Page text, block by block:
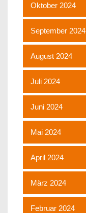
Oktober 2024
September 2024
August 2024
Juli 2024
Juni 2024
Mai 2024
April 2024
März 2024
Februar 2024